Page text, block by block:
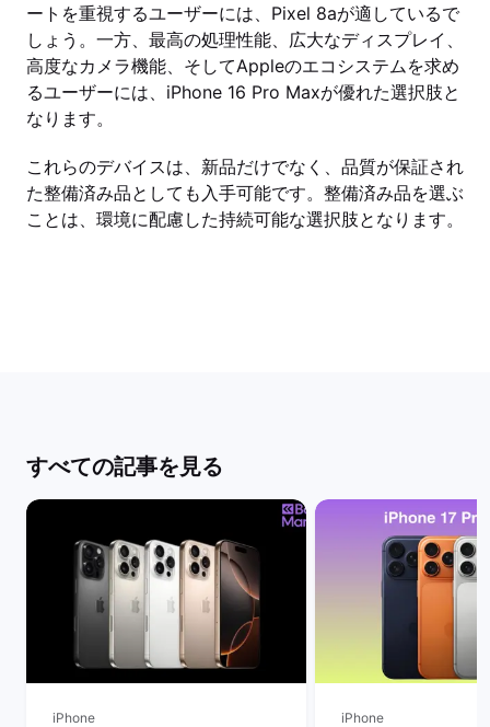
ートを重視するユーザーには、Pixel 8aが適しているで
しょう。一方、最高の処理性能、広大なディスプレイ、
高度なカメラ機能、そしてAppleのエコシステムを求め
るユーザーには、iPhone 16 Pro Maxが優れた選択肢と
なります。
これらのデバイスは、新品だけでなく、品質が保証され
た整備済み品としても入手可能です。整備済み品を選ぶ
ことは、環境に配慮した持続可能な選択肢となります。
すべての記事を見る
iPhone iPhone